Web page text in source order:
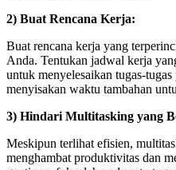
2) Buat Rencana Kerja:
Buat rencana kerja yang
Anda. Tentukan jadwal kerja
untuk menyelesaikan tugas-
menyisakan waktu tambahan
3) Hindari Multitasking yang
Meskipun terlihat efisien,
menghambat produktivitas dan